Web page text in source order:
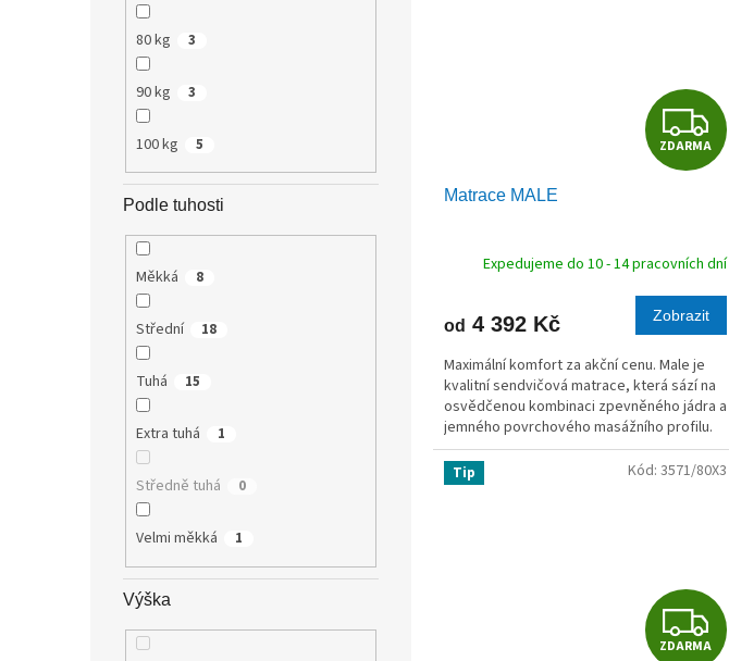
80 kg 3
90 kg 3
100 kg 5
Podle tuhosti
Měkká 8
Střední 18
Tuhá 15
Extra tuhá 1
Středně tuhá 0
Velmi měkká 1
Výška
Z
D
R
M
A
ZDARMA
Matrace MALE
Expedujeme do 10 - 14 pracovních dní
od 4 392 Kč Zobrazit
Maximální komfort za akční cenu. Male je
kvalitní sendvičová matrace, která sází na
osvědčenou kombinaci zpevněného jádra a
jemného povrchového masážního profilu.
Se svými sedmi anatomickými zónami a...
Tip
Z
ZDARMA
Kód: 3571/80X3